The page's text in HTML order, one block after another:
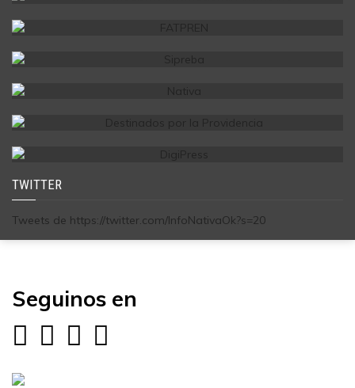
TWITTER
Tweets de https://twitter.com/InfoNativaOk?s=20
Seguinos en